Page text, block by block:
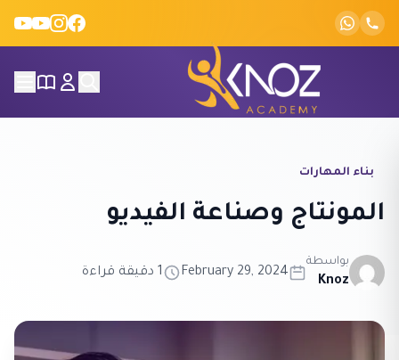
Skip to content
بناء المهارات
المونتاج وصناعة الفيديو
بواسطة
Knoz
February 29, 2024 1 دقيقة قراءة